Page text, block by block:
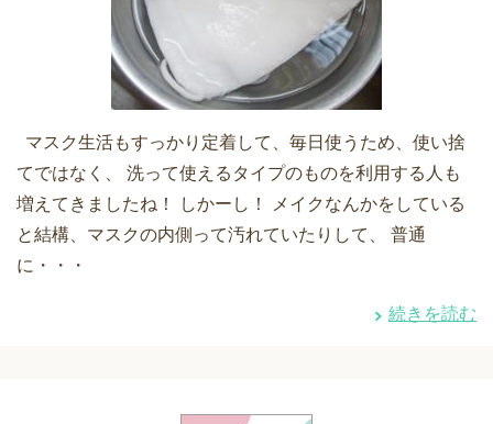
マスク生活もすっかり定着して、毎日使うため、使い捨
てではなく、 洗って使えるタイプのものを利用する人も
増えてきましたね！ しかーし！ メイクなんかをしている
と結構、マスクの内側って汚れていたりして、 普通
に・・・
続きを読む